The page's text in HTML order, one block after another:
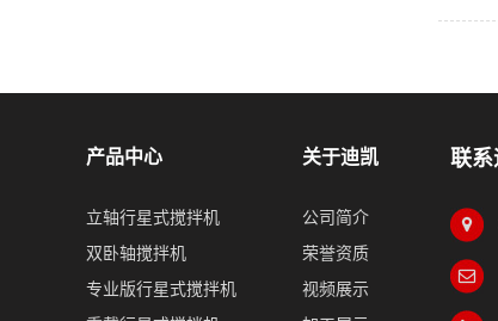
产品中心
立轴行星式搅拌机
双卧轴搅拌机
专业版行星式搅拌机
关于迪凯
公司简介
荣誉资质
视频展示
联系